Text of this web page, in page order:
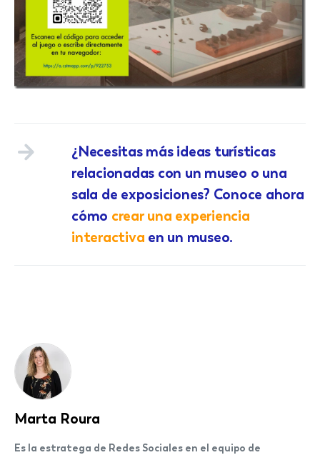
¿Necesitas más ideas turísticas
relacionadas con un museo o una
sala de exposiciones? Conoce ahora
cómo crear una experiencia
interactiva en un museo.
Marta Roura
Es la estratega de Redes Sociales en el equipo de